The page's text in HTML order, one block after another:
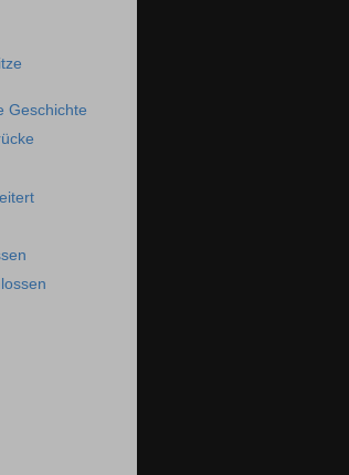
Geschichte